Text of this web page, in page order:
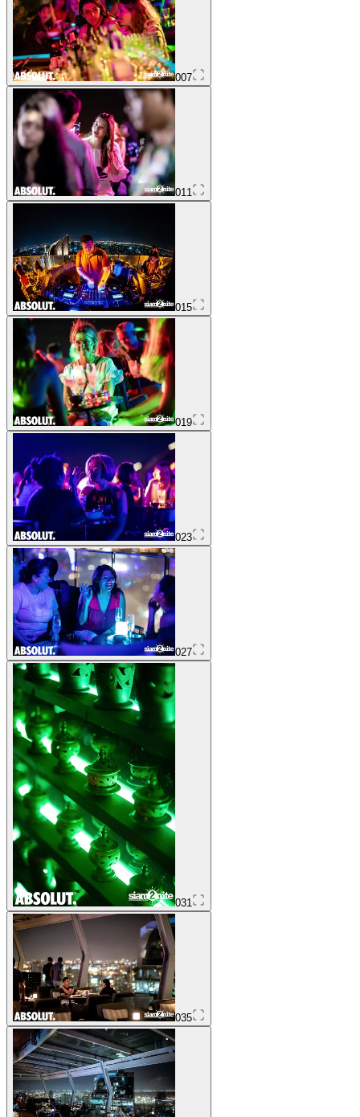
007
011
015
019
023
027
031
035